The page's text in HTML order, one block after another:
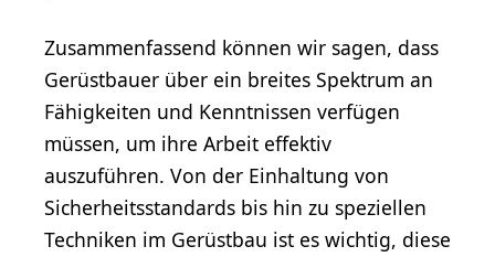
Zusammenfassend können wir sagen, dass
Gerüstbauer über ein breites Spektrum an
Fähigkeiten und Kenntnissen verfügen
müssen, um ihre Arbeit effektiv
auszuführen. Von der Einhaltung von
Sicherheitsstandards bis hin zu speziellen
Techniken im Gerüstbau ist es wichtig, diese